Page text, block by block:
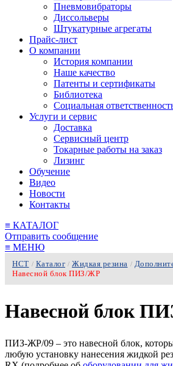
Пневмовибраторы
Диссольверы
Штукатурные агрегаты
Прайс-лист
О компании
История компании
Наше качество
Патенты и сертификаты
Библиотека
Социальная
Услуги и сервис
Доставка
Сервисный центр
Токарные работы на заказ
Лизинг
Обучение
Видео
Новости
Контакты
≡ КАТАЛОГ
Отправить сообщение
≡ МЕНЮ
НСТ / Каталог / Жидкая резина /
Навесной блок ПИЗ/ЖР
Навесной блок
ПИЗ-ЖР/09 – это навесной блок,
любую установку нанесения жидкой